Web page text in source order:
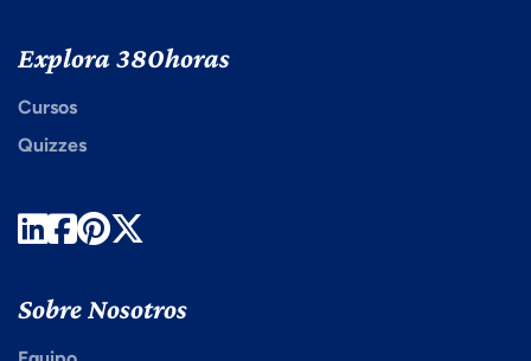
Explora 380horas
Cursos
Quizzes
LinkedIn
Facebook
Pinterest
Sobre Nosotros